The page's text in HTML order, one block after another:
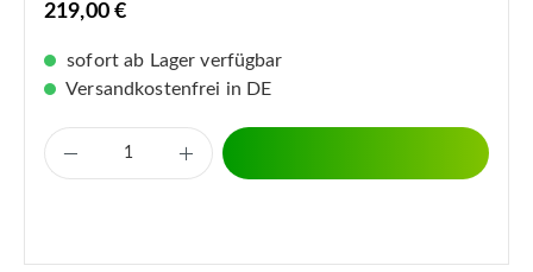
219,00 €
sofort ab Lager verfügbar
Versandkostenfrei in DE